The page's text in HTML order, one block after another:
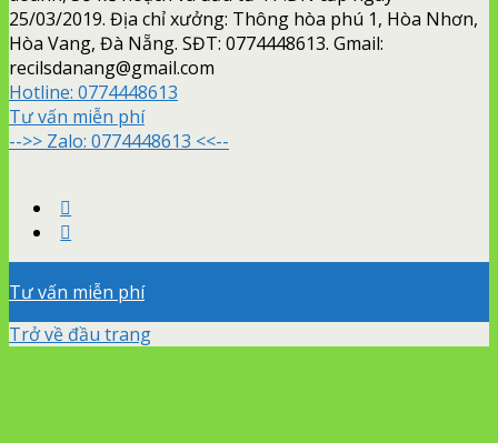
25/03/2019. Địa chỉ xưởng: Thông hòa phú 1, Hòa Nhơn,
Hòa Vang, Đà Nẵng. SĐT: 0774448613. Gmail:
recilsdanang@gmail.com
Hotline: 0774448613
Tư vấn miễn phí
-->> Zalo: 0774448613 <<--
Tư vấn miễn phí
Trở về đầu trang